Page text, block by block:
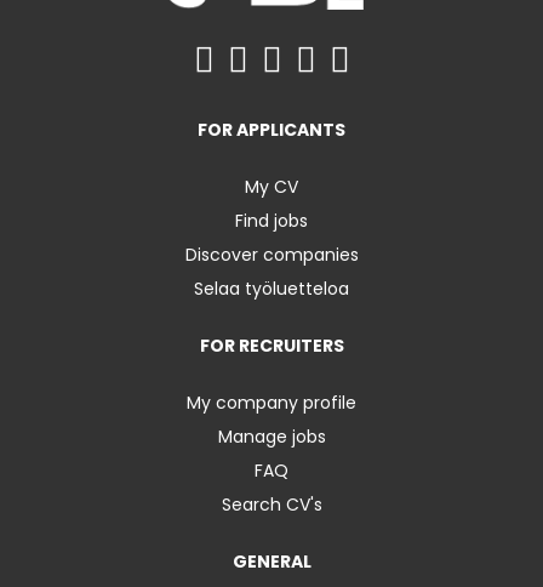
FOR APPLICANTS
My CV
Find jobs
Discover companies
Selaa työluetteloa
FOR RECRUITERS
My company profile
Manage jobs
FAQ
Search CV's
GENERAL